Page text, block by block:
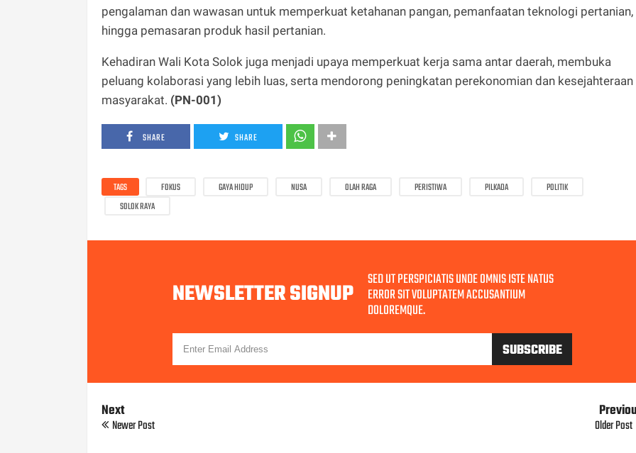
pengalaman dan wawasan untuk memperkuat ketahanan pangan, pemanfaatan teknologi pertanian,
hingga pemasaran produk hasil pertanian.
Kehadiran Wali Kota Solok juga menjadi upaya memperkuat kerja sama antar daerah, membuka
peluang kolaborasi yang lebih luas, serta mendorong peningkatan perekonomian dan kesejahteraan
masyarakat. (PN-001)
SHARE SHARE
TAGS FOKUS GAYA HIDUP NUSA OLAH RAGA PERISTIWA PILKADA
POLITIK
SOLOK RAYA
NEWSLETTER SIGNUP SED UT PERSPICIATIS UNDE OMNIS ISTE NATUS
ERROR SIT VOLUPTATEM ACCUSANTIUM
DOLOREMQUE.
Next
Newer Post Older Post